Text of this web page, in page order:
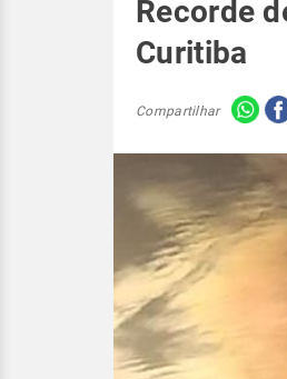
Recorde
Curitiba
Compartilhar